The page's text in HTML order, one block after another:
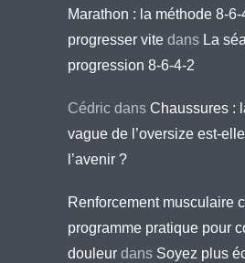
Marathon : la méthode 8-
progresser vite dans La
progression 8-6-4-2
Cédric dans Chaussures :
vague de l’oversize est-
l’avenir ?
Renforcement musculaire
programme pratique pour
douleur dans Soyez plus